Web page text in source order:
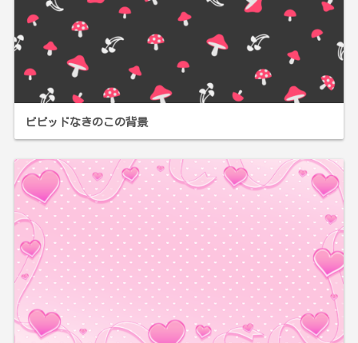
ビビッドなきのこの背景